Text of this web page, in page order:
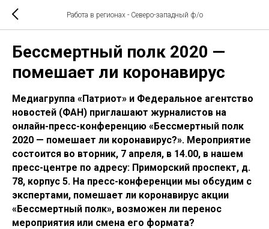
Работа в регионах - Северо-западный ф/о
Бессмертный полк 2020 —
помешает ли коронавирус
Медиагруппа «Патриот» и Федеральное агентство
новостей (ФАН) приглашают журналистов на
онлайн-пресс-конференцию «Бессмертный полк
2020 — помешает ли коронавирус?». Мероприятие
состоится во вторник, 7 апреля, в 14.00, в нашем
пресс-центре по адресу: Приморский проспект, д.
78, корпус 5. На пресс-конференции мы обсудим с
экспертами, помешает ли коронавирус акции
«Бессмертный полк», возможен ли перенос
мероприятия или смена его формата?